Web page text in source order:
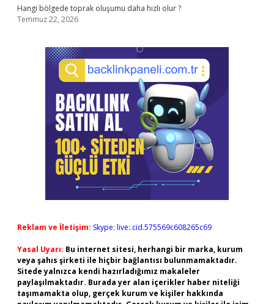
Hangi bölgede toprak oluşumu daha hızlı olur ?
Temmuz 22, 2026
Reklam ve İletişim: Skype: live:.cid.575569c608265c69
Yasal Uyarı: Bu internet sitesi, herhangi bir marka, kurum
veya şahıs şirketi ile hiçbir bağlantısı bulunmamaktadır.
Sitede yalnızca kendi hazırladığımız makaleler
paylaşılmaktadır. Burada yer alan içerikler haber niteliği
taşımamakta olup, gerçek kurum ve kişiler hakkında